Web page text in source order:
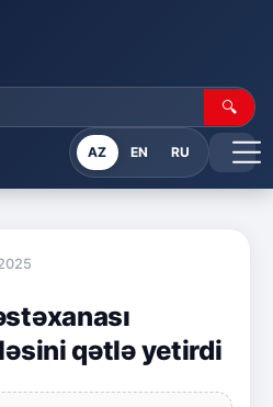
🔍
AZ EN RU
qətlə yetirdi